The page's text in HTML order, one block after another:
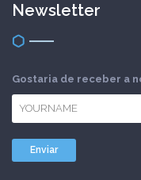
Newsletter
Gostaria de receber a